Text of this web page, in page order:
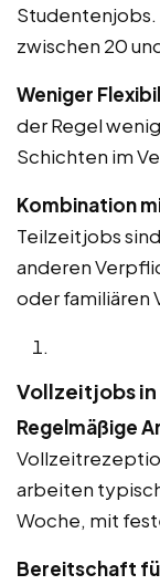
Studentenjobs.
zwischen 20
Weniger
der Regel
Schichten im
Kombination
Teilzeitjobs
anderen
oder familiären
Vollzeitjobs in
Regelmäßige
arbeiten
Woche, mit
Bereitschaft